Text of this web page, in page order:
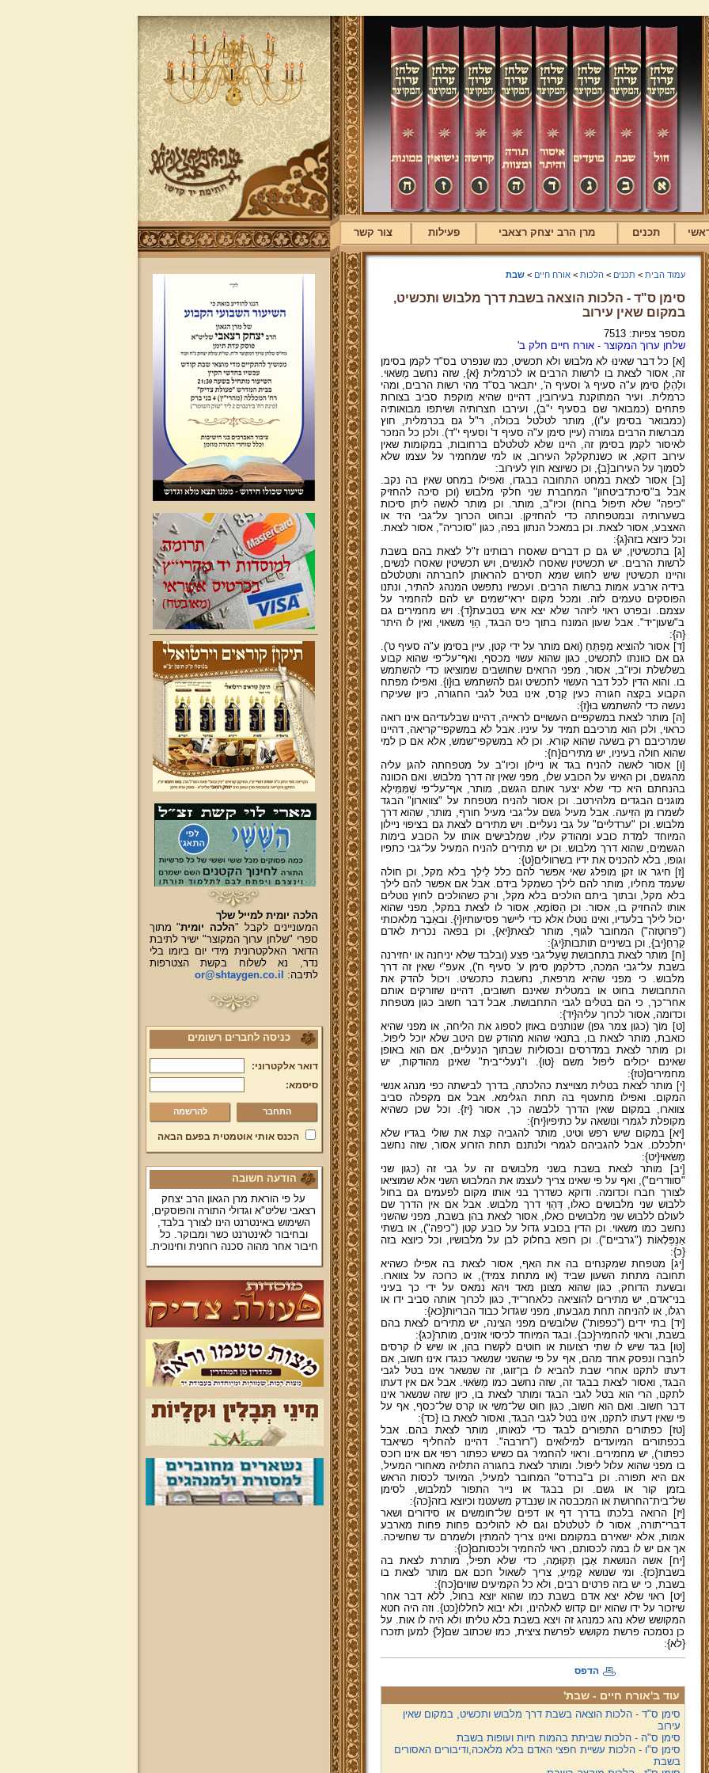
תכנים מרן הרב יצחק רצאבי פעילות צור קשר
עמוד הבית > תכנים > הלכות >אורח חיים >שבת
סימן ס"ד - הלכות הוצאה בשבת דרך מלבוש ותכשיט,
במקום שאין עירוב
מספר צפיות: 7513
שלחן ערוך המקוצר - אורח חיים חלק ב'
[א] כל דבר שאינוּ לא מלבוש ולא תכשיט, כמו שנפרט בס"ד לקמן בסימן
זה, אסור לצאת בו לרשות הרבים או לכרמלית {א}, שזה נחשב מַשּׂאוּי.
ולַהְלַן סימן ע"ה סעיף ג' וסעיף ה', יתבאר בס"ד מהי רשות הרבים, ומהי
כרמלית. ועיר המתוקנת בעירובין, דהיינו שהיא מוקפת סביב בצורות
פתחים (כמבואר שם בסעיף י"ב), ועירבו חצרותיה ושיתפו מבואותיה
(כמבואר בסימן ע"ו), מותר לטלטל בכולה, ר"ל גם בכרמלית, חוץ
מברשות הרבים גמורה (עיין סימן ע"ה סעיף ד' וסעיף י"ד). ולכן כל הנזכר
לאיסור לקמן בסימן זה, היינו שלא לטלטלם ברחובות, במקומות שאין
עירוב דוקא, או כשנתקלקל העירוב, או למי שמחמיר על עצמו שלא
לסמוך על העירוב{ב}, וכן כשיוצא חוץ לעירוב:
[ב] אסור לצאת במחט התחובה בבגדו, ואפילו במחט שאין בה נקב.
אבל ב"סיכת־ביטחון" המחברת שני חלקי מלבוש (וכן סיכה להחזיק
"כיפה" שלא תיפול ברוח) וכיו"ב, מותר. וכן מותר לאשה ליתן סיכות
בשערותיה ובמטפחתה כדי להחזיקן. ובחוט הכרוך על־גבי היד או
האצבע, אסור לצאת. וכן במאכל הנתון בפה, כגון "סוכריה", אסור לצאת.
וכל כיוצא בזה{ג}:
[ג] בתכשיטין, יש גם כן דברים שאסרו רבותינו ז"ל לצאת בהם בשבת
לרשות הרבים. יש תכשיטין שאסרו לאנשים, ויש תכשיטין שאסרו לנשים,
והיינו תכשיטין שיש לחוש שמא תסירם להראותן לחברתה ותטלטלם
בידיה ארבע אמות ברשות הרבים. ועכשיו נתפשט המנהג להתיר, ונתנו
הפוסקים טעמים לזה. ומכל מקום יראי־שמים יש להם להחמיר על
עצמם. ובפרט ראוי ליזהר שלא יצא איש בטבעת{ד}. ויש מחמירים גם
ב"שעון־יד". אבל שעון המונח בתוך כיס הבגד, הַוֵי משאוי, ואין לו היתר
{ה}:
[ד] אסור להוציא מַפְתֵּחַ (ואם מותר על ידי קטן, עיין בסימן ע"ה סעיף ט').
גם אם כוונתו לתכשיט, כגון שהוא עשוי מכסף, ואף־על־פי שהוא קבוע
בשלשלת וכיו"ב, אסור, מפני הרואים שחושבים שמוציאו כדי להשתמש
בו. והוא הדין לכל דבר העשוי לתכשיט וגם להשתמש בו{ו}. ואפילו מפתח
הקבוע בקצה חגורה כעין קֶרֶס, אינו בטל לגבי החגורה, כיון שעיקרו
נעשה כדי להשתמש בו{ז}:
[ה] מותר לצאת במשקפיים העשויים לראייה, דהיינו שבלעדיהם אינו רואה
כראוי, ולכן הוא מרכיבם תמיד על עיניו. אבל לא במשקפי־קריאה, דהיינו
שמרכיבם רק בשעה שהוא קורא. וכן לא במשקפי־שמש, אלא אם כן למי
שהוא חולה בעיניו, יש מתירים{ח}:
[ו] אסור לאשה להניח בגד או ניילון וכיו"ב על מטפחתה להגן עליה
מהגשם, וכן האיש על הכובע שלו, מפני שאין זה דרך מלבוש. ואם הכוונה
בהנחתם היא כדי שלא יצער אותם הגשם, מותר, אף־על־פי שֶׁמִּמִּילָּא
מוגנים הבגדים מלהירטב. וכן אסור להניח מטפחת על "צווארון" הבגד
לשמרו מן הזִיעה. אבל מעיל גשם על־גבי מעיל חורף, מותר, שהוא דרך
מלבוש. וכן "ערדליים" על גבי נעליים. ויש מתירים לצאת גם בציפוי ניילון
המיוחד למדת כובע ומהודק עליו, שמלבישים אותו על הכובע בימות
הגשמים, שהוא דרך מלבוש. וכן יש מתירים להניח המעיל על־גבי כתפיו
וגופו, בלא להכניס את ידיו בשרוולים{ט}:
[ז] חיגר או זקן מופלג שאי אפשר להם כלל לֵילֶך בלא מקל, וכן חולה
שעמד מחליו, מותר להם לילך כשמקל בידם. אבל אם אפשר להם לילך
בלא מקל, ובתוך ביתם הולכים בלא מקל, ורק כשהולכים לחוץ נוטלים
אותו להחזיק בו, אסור. וכן הַסּוֹמֶא, אסור לו לצאת במקל, מפני שהוא
יכול לילך בלעדיו, ואינו נוטלו אלא כדי ליישר פסיעותיו{י}. ובאֵבֶר מלאכותי
("פרוטֵזה") המחובר לגוף, מותר לצאת{יא}, וכן בפאה נכרית לאדם
קֵרֵחַ{יב}, וכן בשיניים תותבות{יג}:
[ח] מותר לצאת בתחבושת שֶעַל־גבי פצע (ובלבד שלא יניחנה או יחזירנה
בשבת על־גבי המכה, כדלקמן סימן ע' סעיף ח'), אעפ"י שאין זה דרך
מלבוש. כי מפני שהיא מרפאת, נחשבת כתכשיט. ויכול להדק את
התחבושת בחוט או במטלית שאינם חשובים, דהיינו שזורקים אותם
אחר־כך, כי הם בטלים לגבי התחבושת. אבל דבר חשוב כגון מטפחת
וכדומה, אסור לכרוך עליה{יד}:
[ט] מוֹך (כגון צמר גפן) שנותנים באוזן לספוג את הליחה, או מפני שהיא
כואבת, מותר לצאת בו, בתנאי שהוא מהודק שם היטב שלא יוכל ליפול.
וכן מותר לצאת במדרסים ובסוליות שבתוך הנעליים, אם הוא באופן
שאינם יכולים ליפול משם {טו}. ו"נעלי־בית" שאינן מהודקות, יש
מחמירים{טז}:
[י] מותר לצאת בטלית מצוייצת כהלכתה, בדרך לבישתה כפי מנהג אנשי
המקום. ואפילו מתעטף בה תחת הגלימא. אבל אם מקפלה סביב
צווארו, במקום שאין הדרך ללבשה כך, אסור {יז}. וכל שכן כשהיא
מקופלת לגמרי ונושאה על כתיפיו{יח}:
[יא] במקום שיש רפש וטיט, מותר להגביה קצת את שולי בגדיו שלא
יתלכלכו. אבל להגביהם לגמרי ולנתנם תחת הזרוע אסור, שזה נחשב
מַשּׂאוּי{יט}:
[יב] מותר לצאת בשבת בשני מלבושים זה על גבי זה (כגון שני
"סוודרים"), ואף על פי שאינו צריך לעצמו את המלבוש השני אלא שמוציאו
לצורך חברו וכדומה. ודוקא כשדרך בני אותו מקום לפעמים גם בחול
ללבוש שני מלבושים כאלו, דְּהַוֵי דרך מלבוש. אבל אם אין הדרך שם
לעולם ללבוש שני מלבושים כאלו, אסור לצאת בהן בשבת, מפני שהשני
נחשב כמו משאוי. וכן הדין בכובע גדול על כובע קטן ("כיפה"), או בשתי
אַנְפְּלָאוֹת ("גרביים"). וכן רופא בחלוק לבן על מלבושיו, וכל כיוצא בזה
{כ}:
[יג] מטפחת שמקנחים בה את האף, אסור לצאת בה אפילו כשהיא
תחובה מתחת השעון שביד (או מתחת צמיד), או כרוכה על צווארו.
ובשעת הדוחק, כגון שהוא מצונן מאד ויהא נמאס על ידי כך בעיני
בני־אדם, יש מתירים להוציאה כלאחר־יד, כגון לכרוך אותה סביב ידו או
רגלו, או להניחה תחת מגבעתו, מפני שגדול כבוד הבריות{כא}:
[יד] בתי ידים ("כפפות") שלובשים מפני הצינה, יש מתירים לצאת בהם
בשבת, וראוי להחמיר{כב}. ובגד המיוחד לכיסוי אזנים, מותר{כג}:
[טו] בגד שיש לו שתי רצועות או חוטים לקשרו בהן, או שיש לו קרסים
לחבְּרו ונפסק אחד מהם, אף על פי שהשני שנשאר כנגדו אינוּ חשוב, אם
דעתו לתקנו אחרי שבת להביא לו בן־זוגו, זה שנשאר אינו בטל לגבי
הבגד, ואסור לצאת בבגד זה, שזה נחשב כמו מַשּׂאוּי. אבל אם אין דעתו
לתקנו, הרי הוא בטל לגבי הבגד ומותר לצאת בו, כיון שזה שנשאר אינו
דבר חשוב. ואם הוא חשוב, כגון חוט של־משי או קרס של־כסף, אף על
פי שאין דעתו לתקנו, אינו בטל לגבי הבגד, ואסור לצאת בו {כד}:
[טז] כפתורים התפורים לבגד כדי לנאותו, מותר לצאת בהם. אבל
בכפתורים המיועדים למילואים ("רזרבה". דהיינו להחליף כשיאבד
כפתור), יש מחמירים. וראוי להחמיר גם כשיש כפתור רפוי אם אינו רוכס
בו מפני שהוא עלול ליפול. ומותר לצאת בחגורה התלויה מאחורי המעיל,
אם היא תפורה. וכן ב"ברדס" המחובר למעיל, המיועד לכסות הראש
בזמן קור או גשם. וכן בבגד או נייר התפור למלבוש, לסימן
של־בית־החרושת או המכבסה או שנבדק משעטנז וכיוצא בזה{כה}:
[יז] הרואה בלכתו בדרך דף או דפים של־חומשים או סידורים ושאר
דברי־תורה, אסור לו לטלטלם וגם לא להוליכם פחות פחות מארבע
אמות, אלא ישאירם במקומם ואינו צריך להמתין ולשמרם עד שחשיכה.
אך אם יש לו במה לכסותם, ראוי להחמיר ולכסותם{כו}:
[יח] אשה הנושאת אֶבֶן תְּקוּמָה, כדי שלא תפיל, מותרת לצאת בה
בשבת{כז}. ומי שנושא קָמִיעַ, צריך לשאול חכם אם מותר לצאת בו
בשבת, כי יש בזה פרטים רבים, ולא כל הקמיעים שווים{כח}:
[יט] ראוי שלא יצא אדם בשבת כמו שהוא יוצא בחול, ללא דבר אחר
שיזכור על ידו שהוא יום קדוש לאלהינו, ולא יבוא לחללו{כט}. וזה היה חטא
המקושש שלא נהג כמנהג זה ויצא בשבת בלא טליתו ולא היה לו אות. על
כן נסמכה פרשת מקושש לפרשת ציצית, כמו שכתוב שם{ל} למען תזכרו
{לא}:
הדפס
עוד ב'אורח חיים - שבת'
סימן ס"ד - הלכות הוצאה בשבת דרך מלבוש ותכשיט, במקום שאין
עירוב
סימן ס"ה - הלכות שביתת בהמות חיות ועופות בשבת
סימן ס"ו - הלכות עשיית חפצי האדם בלא מלאכה,ודיבורים האסורים
בשבת
הלכה יומית למייל שלך
המעוניינים לקבל "הלכה יומית" מתוך
ספרי "שלחן ערוך המקוצר" ישיר לתיבת
הדואר האלקטרונית מידי יום ביומו בלי
נדר, נא לשלוח בקשת הצטרפות
לתיבה:
or@shtaygen.co.il
כניסה לחברים רשומים
דואר אלקטרוני:
סיסמא:
להרשמה
הכנס אותי אוטמטית בפעם הבאה
הודעה חשובה
על פי הוראת מרן הגאון הרב יצחק
רצאבי שליט"א וגדולי התורה והפוסקים,
השימוש באינטרנט הינו לצורך בלבד,
ובחיבור לאינטרנט כשר ומבוקר. כל
חיבור אחר מהוה סכנה רוחנית וחינוכית.